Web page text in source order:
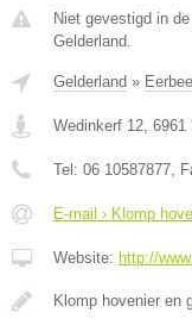
Niet gevestigd in
Gelderland.
Gelderland »
Wedinkerf 12, 6961
Tel: 06 10587877,
E-mail › Klomp
Website: http://
Klomp hovenier en